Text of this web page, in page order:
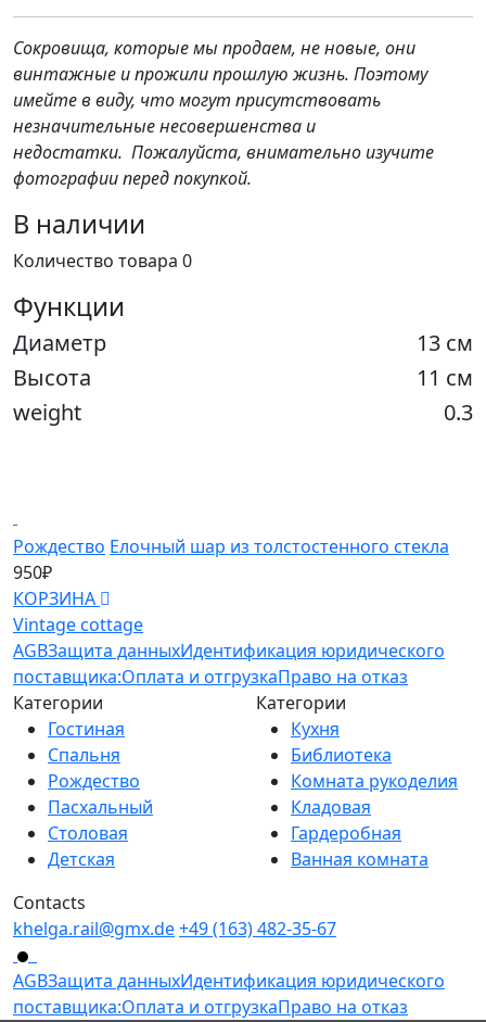
Сокровища, которые мы продаем, не новые, они
винтажные и прожили прошлую жизнь. Поэтому
имейте в виду, что могут присутствовать
незначительные несовершенства и
недостатки. Пожалуйста, внимательно изучите
фотографии перед покупкой.
В наличии
Количество товара 0
Функции
Диаметр
13 см
Высота
11 см
weight
0.3
Рождество Елочный шар из толстостенного стекла
950₽
КОРЗИНА
Vintage cottage
AGBЗащита данныхИдентификация юридического
поставщика:Оплата и отгрузкаПраво на отказ
Категории
Гостиная
Спальня
Рождество
Пасхальный
Столовая
Детская
Категории
Кухня
Библиотека
Комната рукоделия
Кладовая
Гардеробная
Ванная комната
Contacts
khelga.rail@gmx.dе+49 (163) 482-35-67
AGBЗащита данныхИдентификация юридического
поставщика:Оплата и отгрузкаПраво на отказ